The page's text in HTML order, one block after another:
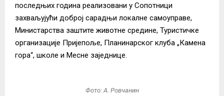
последњих година реализовани у Сопотници
захваљујући доброј сарадњи локалне самоуправе,
Министарства заштите животне средине, Туристичке
организације Пријепоље, Планинарског клуба „Камена
гора“, школе и Месне заједнице.
Фото: А. Ровчанин